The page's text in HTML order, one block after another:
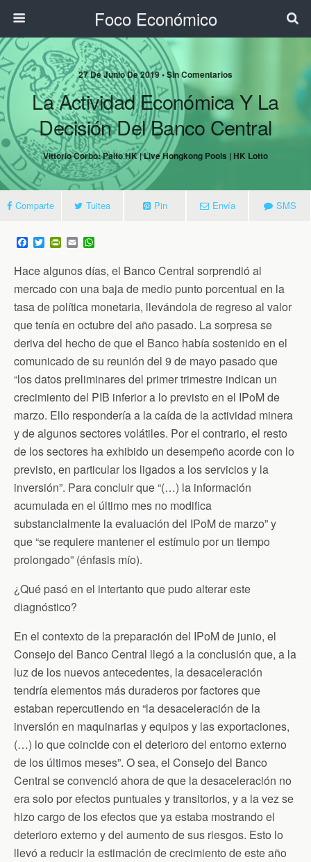
Foco Económico
27 De Junio De 2019 • Sin Comentarios
La Actividad Económica Y La
Decisión Del Banco Central
Vittorio Corbo: Paito HK | Live Hongkong Pools | HK Lotto
Comparte Tuitea Pin Envía SMS
F
a
e
b
o
o
k
T
w
t
t
e
r
P
n
t
F
r
i
e
n
d
l
y
E
m
i
a
t
s
A
p
p
Hace algunos días, el Banco Central sorprendió al
mercado con una baja de medio punto porcentual en la
tasa de política monetaria, llevándola de regreso al valor
que tenía en octubre del año pasado. La sorpresa se
deriva del hecho de que el Banco había sostenido en el
comunicado de su reunión del 9 de mayo pasado que
“los datos preliminares del primer trimestre indican un
crecimiento del PIB inferior a lo previsto en el IPoM de
marzo. Ello respondería a la caída de la actividad minera
y de algunos sectores volátiles. Por el contrario, el resto
de los sectores ha exhibido un desempeño acorde con lo
previsto, en particular los ligados a los servicios y la
inversión”. Para concluir que “(…) la información
acumulada en el último mes no modifica
substancialmente la evaluación del IPoM de marzo” y
que “se requiere mantener el estímulo por un tiempo
prolongado” (énfasis mío).
¿Qué pasó en el intertanto que pudo alterar este
diagnóstico?
En el contexto de la preparación del IPoM de junio, el
Consejo del Banco Central llegó a la conclusión que, a la
luz de los nuevos antecedentes, la desaceleración
tendría elementos más duraderos por factores que
estaban repercutiendo en “la desaceleración de la
inversión en maquinarias y equipos y las exportaciones,
(…) lo que coincide con el deterioro del entorno externo
de los últimos meses”. O sea, el Consejo del Banco
Central se convenció ahora de que la desaceleración no
era solo por efectos puntuales y transitorios, y a la vez se
hizo cargo de los efectos que ya estaba mostrando el
deterioro externo y del aumento de sus riesgos. Esto lo
llevó a reducir la estimación de crecimiento de este año